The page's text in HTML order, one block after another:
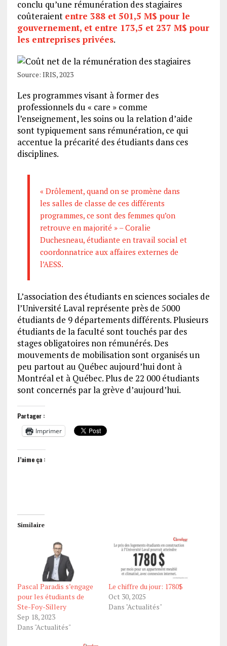
conclu qu’une rémunération des stagiaires
coûteraient entre 388 et 501,5 M$ pour le
gouvernement, et entre 173,5 et 237 M$ pour
les entreprises privées.
Source: IRIS, 2023
Les programmes visant à former des
professionnels du « care » comme
l’enseignement, les soins ou la relation d’aide
sont typiquement sans rémunération, ce qui
accentue la précarité des étudiants dans ces
disciplines.
« Drôlement, quand on se promène dans
les salles de classe de ces différents
programmes, ce sont des femmes qu’on
retrouve en majorité » – Coralie
Duchesneau, étudiante en travail social et
coordonnatrice aux affaires externes de
l’AESS.
L’association des étudiants en sciences sociales de
l’Université Laval représente près de 5000
étudiants de 9 départements différents. Plusieurs
étudiants de la faculté sont touchés par des
stages obligatoires non rémunérés. Des
mouvements de mobilisation sont organisés un
peu partout au Québec aujourd’hui dont à
Montréal et à Québec. Plus de 22 000 étudiants
sont concernés par la grève d’aujourd’hui.
Partager :
Imprimer
J’aime ça :
Similaire
Pascal Paradis s’engage
pour les étudiants de
Ste-Foy-Sillery
Sep 18, 2023
Dans "Actualités"
Le chiffre du jour: 1780$
Oct 30, 2025
Dans "Actualités"